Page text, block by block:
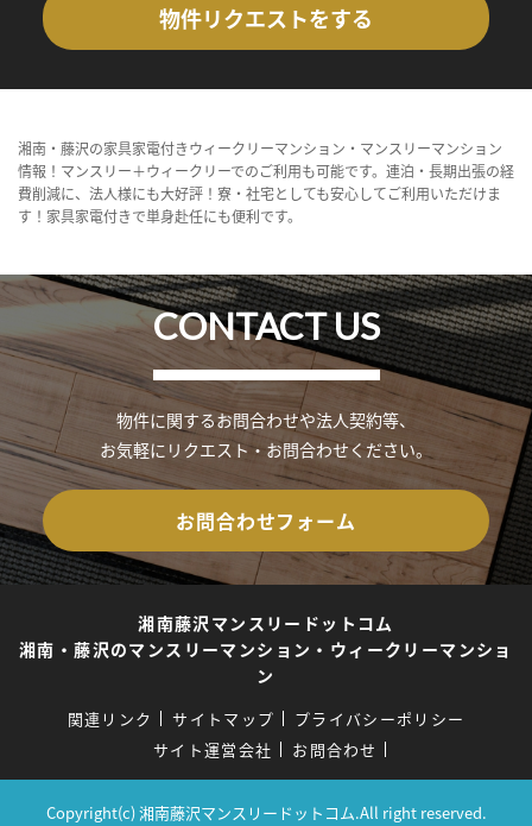
物件リクエストをする
湘南・藤沢の家具家電付きウィークリーマンション・マンスリーマンション
情報！マンスリー＋ウィークリーでのご利用も可能です。連泊・長期出張の経
費削減に、法人様にも大好評！寮・社宅としても安心してご利用いただけま
す！家具家電付きで単身赴任にも便利です。
CONTACT US
物件に関するお問合わせや法人契約等、
お気軽にリクエスト・お問合わせください。
お問合わせフォーム
湘南藤沢マンスリードットコム
湘南・藤沢のマンスリーマンション・ウィークリーマンショ
ン
関連リンク サイトマップ
プライバシーポリシー
サイト運営会社
お問合わせ
Copyright(c) 湘南藤沢マンスリードットコム.All right reserved.